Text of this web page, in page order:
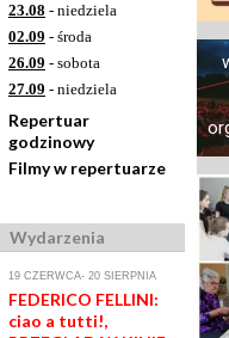
23.08 - niedziela
02.09 - środa
26.09 - sobota
27.09 - niedziela
Repertuar
godzinowy
Filmy w repertuarze
Wydarzenia
19 CZERWCA- 20 SIERPNIA
FEDERICO FELLINI:
ciao a tutti!,